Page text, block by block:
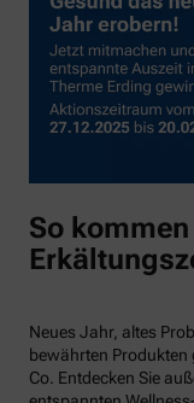
So
Neues Jahr, altes
bewährten Produkten
Co. Entdecken Sie